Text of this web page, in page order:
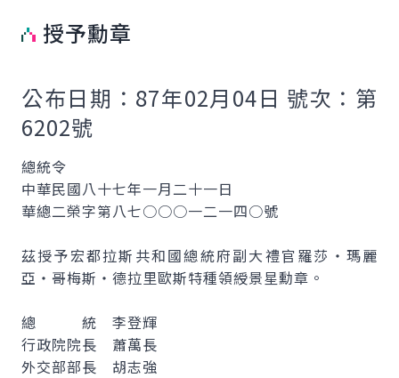
授予勳章
公布日期：87年02月04日 號次：第
6202號
總統令
中華民國八十七年一月二十一日
華總二榮字第八七○○○一二一四○號
茲授予宏都拉斯共和國總統府副大禮官羅莎‧瑪麗
亞‧哥梅斯‧德拉里歐斯特種領綬景星勳章。
總 統 李登輝
行政院院長 蕭萬長
外交部部長 胡志強